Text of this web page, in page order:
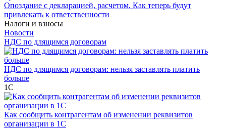
Опоздание с декларацией, расчетом. Как теперь будут
привлекать к ответственности
Налоги и взносы
Новости
НДС по длящимся договорам
НДС по длящимся договорам: нельзя заставлять платить
больше
1С
Как сообщить контрагентам об изменении реквизитов
организации в 1C